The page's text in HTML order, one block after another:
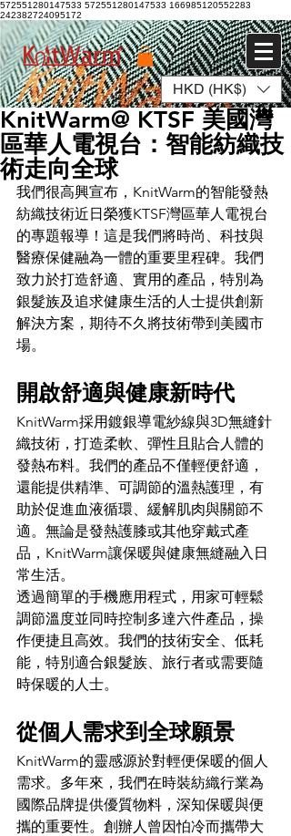
572551280147533 572551280147533 166985120552283
242382724095172
登入 HKD (HK$)
KnitWarm@ KTSF 美國灣
區華人電視台：智能紡織技
術走向全球
我們很高興宣布，KnitWarm的智能發熱
紡織技術近日榮獲KTSF灣區華人電視台
的專題報導！這是我們將時尚、科技與
醫療保健融為一體的重要里程碑。我們
致力於打造舒適、實用的產品，特別為
銀髮族及追求健康生活的人士提供創新
解決方案，期待不久將技術帶到美國市
場。
開啟舒適與健康新時代
KnitWarm採用鍍銀導電紗線與3D無縫針
織技術，打造柔軟、彈性且貼合人體的
發熱布料。我們的產品不僅輕便舒適，
還能提供精準、可調節的溫熱護理，有
助於促進血液循環、緩解肌肉與關節不
適。無論是發熱護膝或其他穿戴式產
品，KnitWarm讓保暖與健康無縫融入日
常生活。
透過簡單的手機應用程式，用家可輕鬆
調節溫度並同時控制多達六件產品，操
作便捷且高效。我們的技術安全、低耗
能，特別適合銀髮族、旅行者或需要隨
時保暖的人士。
從個人需求到全球願景
KnitWarm的靈感源於對輕便保暖的個人
需求。多年來，我們在時裝紡織行業為
國際品牌提供優質物料，深知保暖與便
攜的重要性。創辦人曾因怕冷而攜帶大